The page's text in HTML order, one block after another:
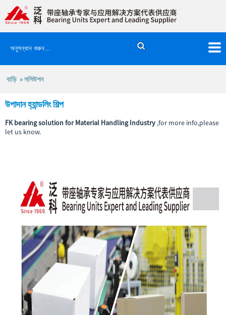
বাড়ি »সলিউশন
উপাদান হ্যান্ডলিং শিল্প
FK bearing solution for Material Handling Industry ,for more info,please
let us know.